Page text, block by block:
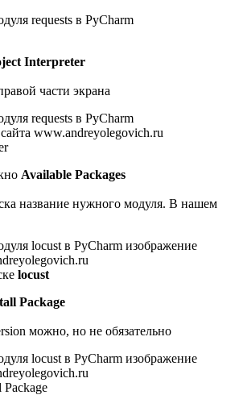
Interpreter
части экрана
Available Packages
название нужного модуля. В нашем
locust
Package
можно, но не обязательно